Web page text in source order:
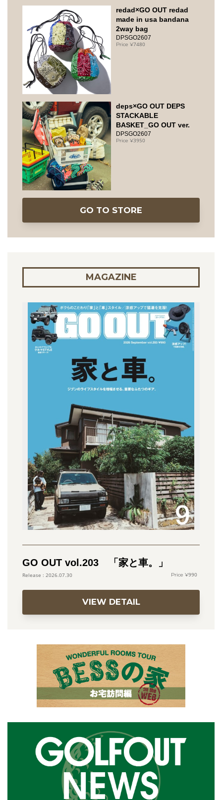
redad×GO OUT redad
made in usa bandana
2way bag
DPSGO2607
7480
deps×GO OUT DEPS
STACKABLE
BASKET_GO OUT ver.
DPSGO2607
3950
GO TO STORE
MAGAZINE
GO OUT vol.203 「家と車。」
2026.07.30 990
VIEW DETAIL